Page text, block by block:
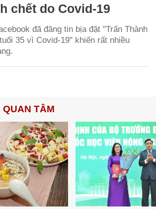
chết do Covid-19
đã đăng tin bịa đặt "Trấn Thành
35 vì Covid-19" khiến rất nhiều
QUAN TÂM